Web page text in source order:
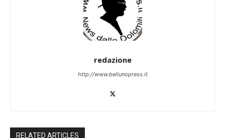
redazione
http://www.bellunopress.it
RELATED ARTICLES